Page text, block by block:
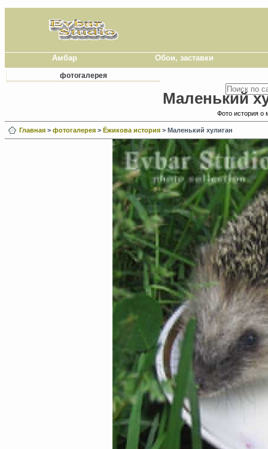
Амбар Обои, заставки
фотогалерея
Маленький
Фото история о
Главная > фотогалерея > Ёжикова история > Маленький хулиган